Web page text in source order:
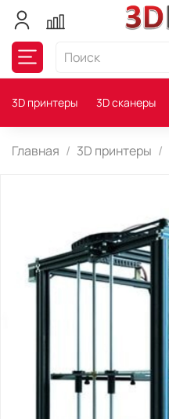
3D принтеры 3D сканеры
Главная 3D принтеры